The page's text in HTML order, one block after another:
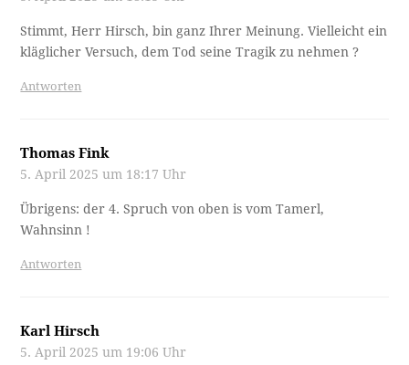
Stimmt, Herr Hirsch, bin ganz Ihrer Meinung. Vielleicht ein
kläglicher Versuch, dem Tod seine Tragik zu nehmen ?
Antworten
Thomas Fink
5. April 2025 um 18:17 Uhr
Übrigens: der 4. Spruch von oben is vom Tamerl,
Wahnsinn !
Antworten
Karl Hirsch
5. April 2025 um 19:06 Uhr